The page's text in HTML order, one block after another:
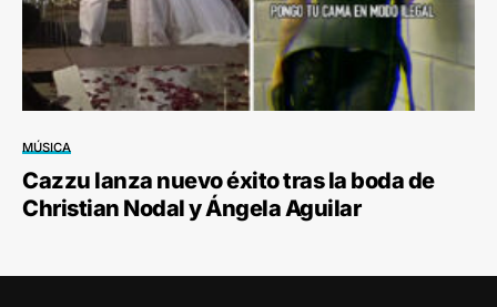
MÚSICA
Cazzu lanza nuevo éxito tras la boda de
Christian Nodal y Ángela Aguilar